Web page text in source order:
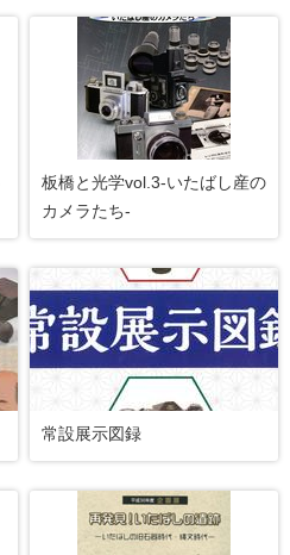
板橋と光学vol.3-いたばし産の
カメラたち-
常設展示図録